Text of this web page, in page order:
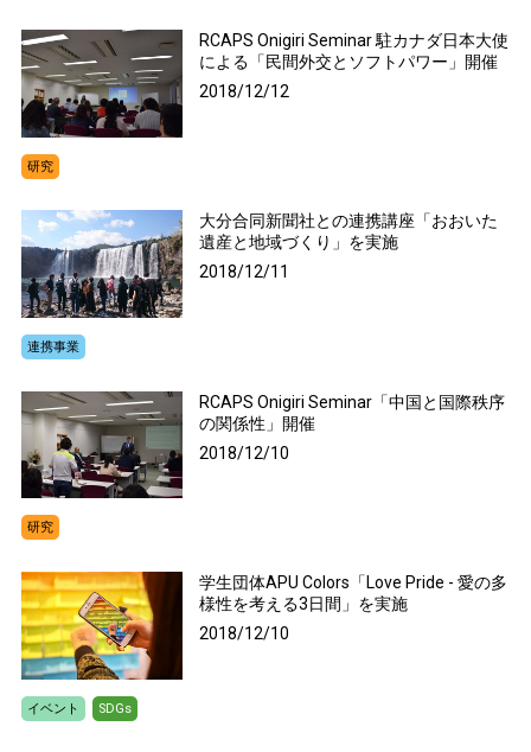
RCAPS Onigiri Seminar 駐カナダ日本大使
による「民間外交とソフトパワー」開催
2018/12/12
研究
大分合同新聞社との連携講座「おおいた
遺産と地域づくり」を実施
2018/12/11
連携事業
RCAPS Onigiri Seminar「中国と国際秩序
の関係性」開催
2018/12/10
研究
学生団体APU Colors「Love Pride - 愛の多
様性を考える3日間」を実施
2018/12/10
イベント SDGs